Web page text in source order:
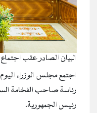
البيان الصادر عقب
رئاسة صاحب الفخامة
رئيس الجمهورية.